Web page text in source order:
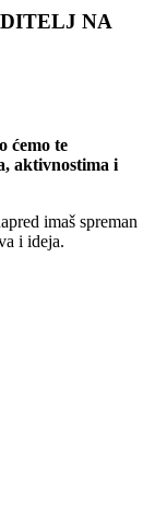
NA
ćemo te
aktivnostima i
imaš spreman
i ideja.